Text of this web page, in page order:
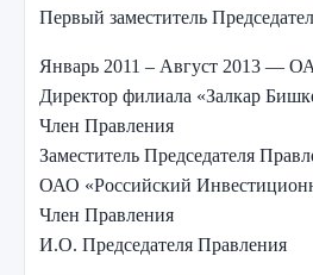
Первый заместитель
Январь 2011 – Август 2013 —
Директор филиала «Залкар
Член Правления
Заместитель Председателя
ОАО «Российский
Член Правления
И.О. Председателя Правления